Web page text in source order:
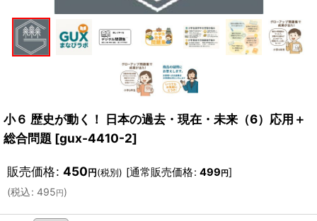
小６ 歴史が動く！ 日本の過去・現在・未来（6）応用＋
総合問題 [gux-4410-2]
販売価格: 450円(税別) [通常販売価格: 499 円]
(税込: 495円)